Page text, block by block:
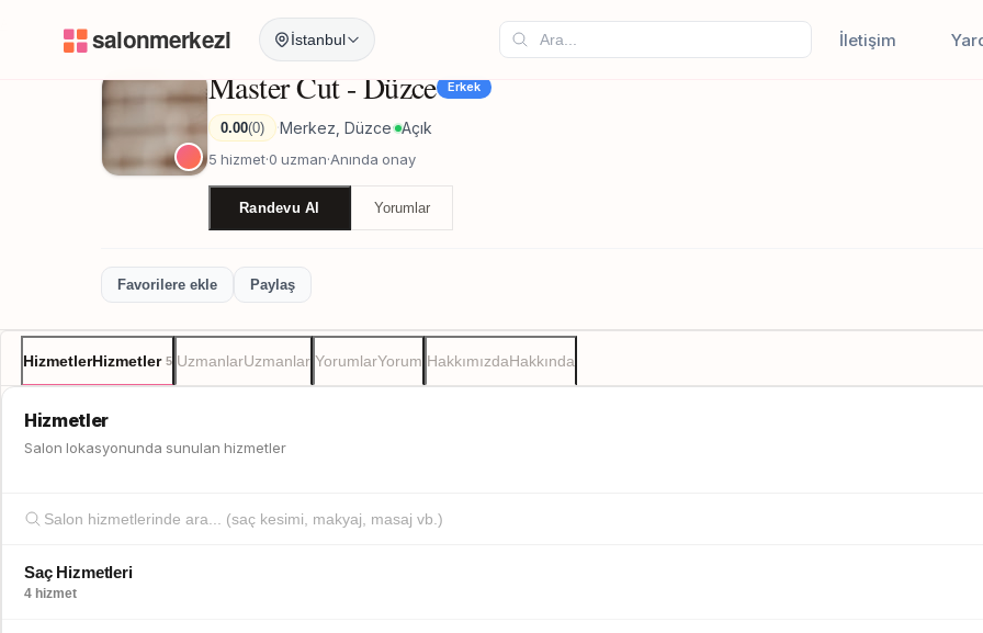
İstanbul İletişim
Master Cut - Düzce
Master Cut - Düzce Erkek
0.00(0) ·Merkez, Düzce· Açık
5 hizmet·0 uzman·Anında onay
Randevu Al Yorumlar
Favorilere ekle Paylaş
HizmetlerHizmetler 5 UzmanlarUzmanlar YorumlarYorum HakkımızdaHakkında
Hizmetler
Salon lokasyonunda sunulan hizmetler
Saç Hizmetleri
4 hizmet